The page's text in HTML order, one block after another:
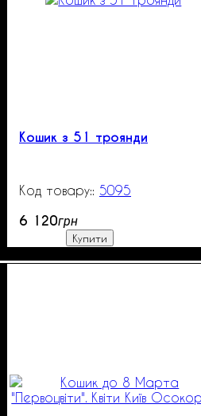
Кошик з 51 троянди
5095
6 120грн
Купити